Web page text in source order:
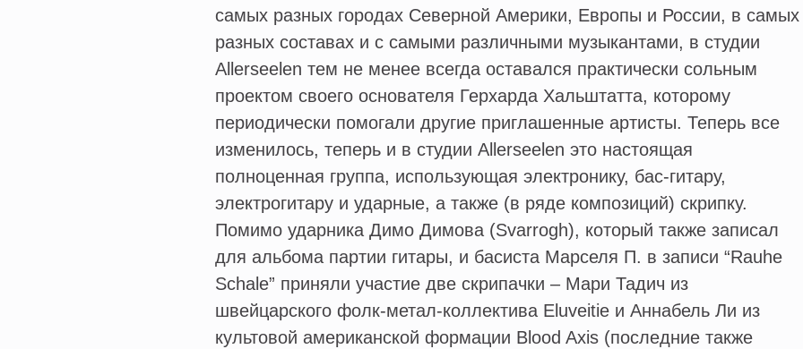
самых разных городах Северной Америки, Европы и России, в самых
разных составах и с самыми различными музыкантами, в студии
Allerseelen тем не менее всегда оставался практически сольным
проектом своего основателя Герхарда Хальштатта, которому
периодически помогали другие приглашенные артисты. Теперь все
изменилось, теперь и в студии Allerseelen это настоящая
полноценная группа, использующая электронику, бас-гитару,
электрогитару и ударные, а также (в ряде композиций) скрипку.
Помимо ударника Димо Димова (Svarrogh), который также записал
для альбома партии гитары, и басиста Марселя П. в записи “Rauhe
Schale” приняли участие две скрипачки – Мари Тадич из
швейцарского фолк-метал-коллектива Eluveitie и Аннабель Ли из
культовой американской формации Blood Axis (последние также